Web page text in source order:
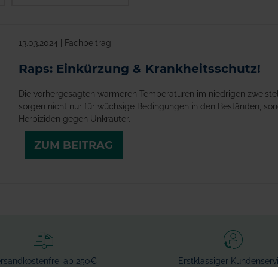
13.03.2024 | Fachbeitrag
Raps: Einkürzung & Krankheitsschutz!
Die vorhergesagten wärmeren Temperaturen im niedrigen
sorgen nicht nur für wüchsige Bedingungen in den Beständen,
Herbiziden gegen Unkräuter.
ZUM BEITRAG
ab 250€ Erstklassiger